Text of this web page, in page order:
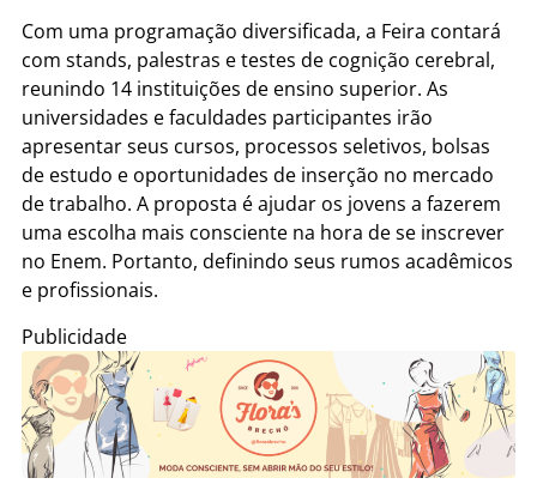
Com uma programação diversificada, a Feira contará
com stands, palestras e testes de cognição cerebral,
reunindo 14 instituições de ensino superior. As
universidades e faculdades participantes irão
apresentar seus cursos, processos seletivos, bolsas
de estudo e oportunidades de inserção no mercado
de trabalho. A proposta é ajudar os jovens a fazerem
uma escolha mais consciente na hora de se inscrever
no Enem. Portanto, definindo seus rumos acadêmicos
e profissionais.
Publicidade